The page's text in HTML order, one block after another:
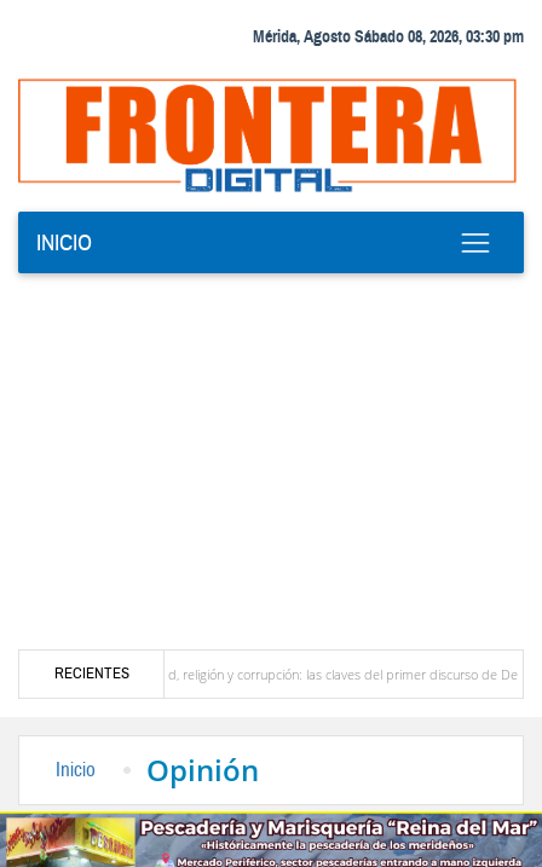
Mérida, Agosto Sábado 08, 2026, 03:30 pm
INICIO
RECIENTES
Seguridad, religión y corrupción: las claves del primer discurso de De la Espriella como
Inicio Opinión